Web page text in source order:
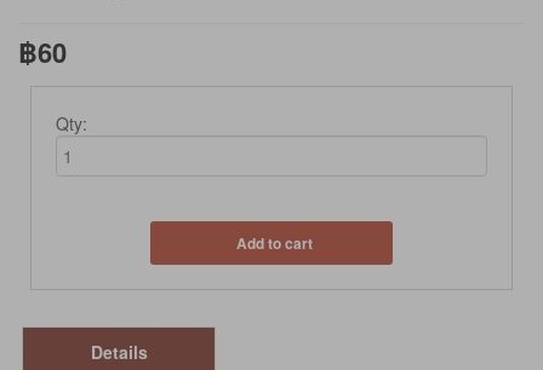
฿60
Qty:
Add to cart
Details